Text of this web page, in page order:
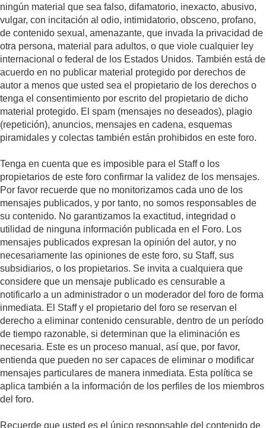
ningún material que sea falso, difamatorio, inexacto, abusivo,
vulgar, con incitación al odio, intimidatorio, obsceno, profano,
de contenido sexual, amenazante, que invada la privacidad de
otra persona, material para adultos, o que viole cualquier ley
internacional o federal de los Estados Unidos. También está de
acuerdo en no publicar material protegido por derechos de
autor a menos que usted sea el propietario de los derechos o
tenga el consentimiento por escrito del propietario de dicho
material protegido. El spam (mensajes no deseados), plagio
(repetición), anuncios, mensajes en cadena, esquemas
piramidales y colectas también están prohibidos en este foro.
Tenga en cuenta que es imposible para el Staff o los
propietarios de este foro confirmar la validez de los mensajes.
Por favor recuerde que no monitorizamos cada uno de los
mensajes publicados, y por tanto, no somos responsables de
su contenido. No garantizamos la exactitud, integridad o
utilidad de ninguna información publicada en el Foro. Los
mensajes publicados expresan la opinión del autor, y no
necesariamente las opiniones de este foro, su Staff, sus
subsidiarios, o los propietarios. Se invita a cualquiera que
considere que un mensaje publicado es censurable a
notificarlo a un administrador o un moderador del foro de forma
inmediata. El Staff y el propietario del foro se reservan el
derecho a eliminar contenido censurable, dentro de un período
de tiempo razonable, si determinan que la eliminación es
necesaria. Este es un proceso manual, así que, por favor,
entienda que pueden no ser capaces de eliminar o modificar
mensajes particulares de manera inmediata. Esta política se
aplica también a la información de los perfiles de los miembros
del foro.
Recuerde que usted es el único responsable del contenido de